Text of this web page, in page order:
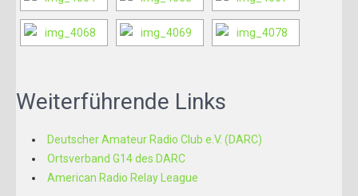
Weiterführende Links
Deutscher Amateur Radio Club e.V. (DARC)
Ortsverband G14 des DARC
American Radio Relay League